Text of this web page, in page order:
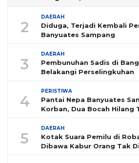
2
DAERAH
Diduga, Terjadi Kembali
Banyuates Sampang
3
DAERAH
Pembunuhan Sadis di
Belakangi Perselingkuhan
4
PERISTIWA
Pantai Nepa Banyuates
Korban, Dua Bocah Hilang
5
DAERAH
Kotak Suara Pemilu di
Dibawa Kabur Orang Tak